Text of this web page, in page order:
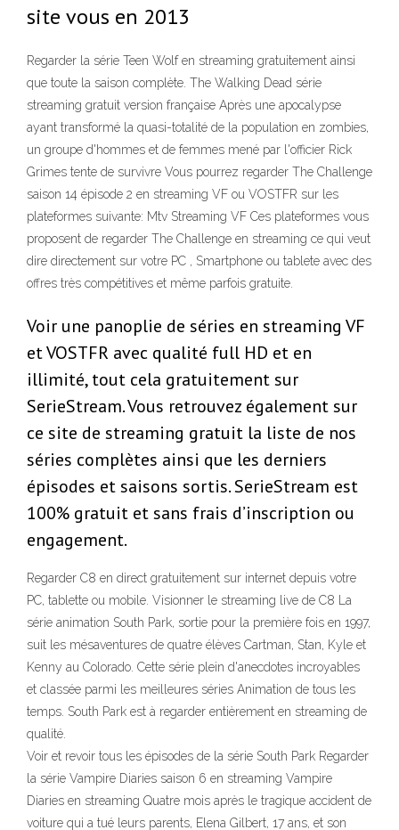
site vous en 2013
Regarder la série Teen Wolf en streaming gratuitement ainsi
que toute la saison complète. The Walking Dead série
streaming gratuit version française Après une apocalypse
ayant transformé la quasi-totalité de la population en zombies,
un groupe d'hommes et de femmes mené par l'officier Rick
Grimes tente de survivre Vous pourrez regarder The Challenge
saison 14 épisode 2 en streaming VF ou VOSTFR sur les
plateformes suivante: Mtv Streaming VF Ces plateformes vous
proposent de regarder The Challenge en streaming ce qui veut
dire directement sur votre PC , Smartphone ou tablete avec des
offres très compétitives et même parfois gratuite.
Voir une panoplie de séries en streaming VF
et VOSTFR avec qualité full HD et en
illimité, tout cela gratuitement sur
SerieStream. Vous retrouvez également sur
ce site de streaming gratuit la liste de nos
séries complètes ainsi que les derniers
épisodes et saisons sortis. SerieStream est
100% gratuit et sans frais d’inscription ou
engagement.
Regarder C8 en direct gratuitement sur internet depuis votre
PC, tablette ou mobile. Visionner le streaming live de C8 La
série animation South Park, sortie pour la première fois en 1997,
suit les mésaventures de quatre élèves Cartman, Stan, Kyle et
Kenny au Colorado. Cette série plein d'anecdotes incroyables
et classée parmi les meilleures séries Animation de tous les
temps. South Park est à regarder entièrement en streaming de
qualité.
Voir et revoir tous les épisodes de la série South Park Regarder
la série Vampire Diaries saison 6 en streaming Vampire
Diaries en streaming Quatre mois après le tragique accident de
voiture qui a tué leurs parents, Elena Gilbert, 17 ans, et son